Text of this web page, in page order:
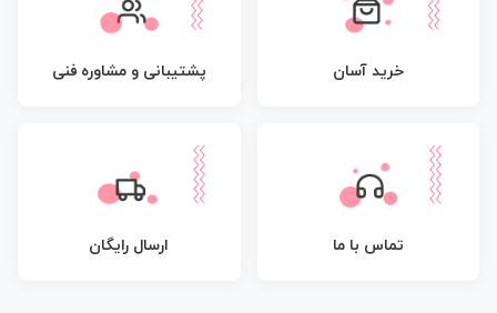
خرید آسان پشتیبانی و مشاوره فنی
تماس با ما ارسال رایگان